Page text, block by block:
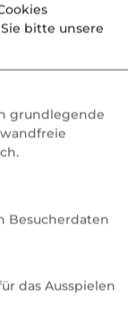
als
bitte unsere
grundlegende
Besucherdaten
das Ausspielen